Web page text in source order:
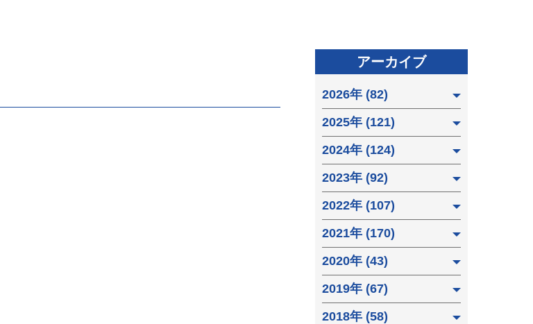
アーカイブ
2026年 (82)
2025年 (121)
2024年 (124)
2023年 (92)
2022年 (107)
2021年 (170)
2020年 (43)
2019年 (67)
2018年 (58)